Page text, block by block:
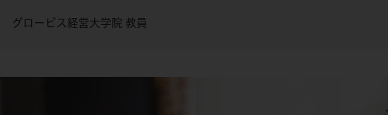
グロービス経営大学院 教員